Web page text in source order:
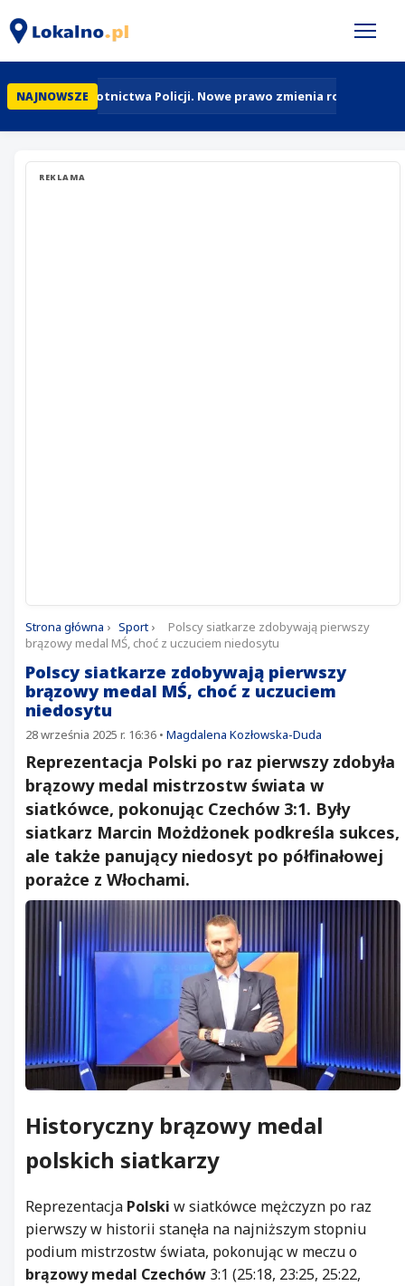
NAJNOWSZE95 lat Lotnictwa Policji. Nowe prawo zmienia rolę
REKLAMA
Strona główna › Sport ›
Polscy siatkarze zdobywają pierwszy
brązowy medal MŚ, choć z uczuciem niedosytu
Polscy siatkarze zdobywają pierwszy
brązowy medal MŚ, choć z uczuciem
niedosytu
28 września 2025 r. 16:36 • Magdalena Kozłowska-Duda
Reprezentacja Polski po raz pierwszy zdobyła
brązowy medal mistrzostw świata w
siatkówce, pokonując Czechów 3:1. Były
siatkarz Marcin Możdżonek podkreśla sukces,
ale także panujący niedosyt po półfinałowej
porażce z Włochami.
Historyczny brązowy medal
polskich siatkarzy
Reprezentacja Polski w siatkówce mężczyzn po raz
pierwszy w historii stanęła na najniższym stopniu
podium mistrzostw świata, pokonując w meczu o
brązowy medal Czechów 3:1 (25:18, 23:25, 25:22,